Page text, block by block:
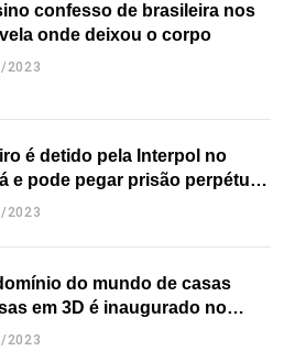
confesso de brasileira nos
onde deixou o corpo
2023
é detido pela Interpol no
e pode pegar prisão perpétua
2023
do mundo de casas
em 3D é inaugurado no
2023